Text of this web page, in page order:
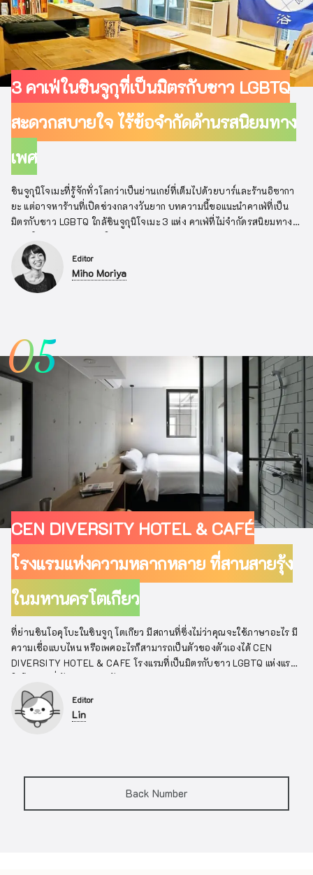
3 คาเฟ่ในชินจูกุที่เป็นมิตรกับชาว LGBTQ
สะดวกสบายใจ ไร้ข้อจำกัดด้านรสนิยมทาง
เพศ
ชินจูกุนิโจเมะที่รู้จักทั่วโลกว่าเป็นย่านเกย์ที่เต็มไปด้วยบาร์และร้านอิซากา
ยะ แต่อาจหาร้านที่เปิดช่วงกลางวันยาก บทความนี้ขอแนะนำคาเฟ่ที่เป็น
มิตรกับชาว LGBTQ ใกล้ชินจูกุนิโจเมะ 3 แห่ง คาเฟ่ที่ไม่จำกัดรสนิยมทาง
Editor
Miho Moriya
05
CEN DIVERSITY HOTEL & CAFÉ
โรงแรมแห่งความหลากหลาย ที่สานสายรุ้ง
ในมหานครโตเกียว
ที่ย่านชินโอคุโบะในชินจูกุ โตเกียว มีสถานที่ซึ่งไม่ว่าคุณจะใช้ภาษาอะไร มี
ความเชื่อแบบไหน หรือเพศอะไรก็สามารถเป็นตัวของตัวเองได้ CEN
DIVERSITY HOTEL & CAFE โรงแรมที่เป็นมิตรกับชาว LGBTQ แห่งแรก
Editor
Lin
Back Number